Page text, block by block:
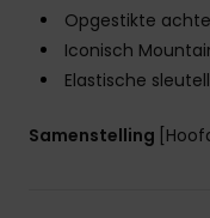
Opgestikte
Iconisch
Elastische
Samenstelling